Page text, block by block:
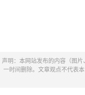
声明：本网站发布的内容（图
一时间删除。文章观点不代表